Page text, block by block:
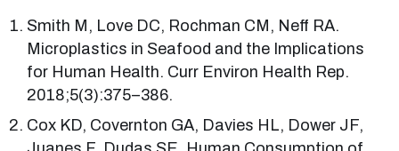
Smith M, Love DC, Rochman CM, Neff RA.
Microplastics in Seafood and the Implications
for Human Health. Curr Environ Health Rep.
2018;5(3):375–386.
Cox KD, Covernton GA, Davies HL, Dower JF,